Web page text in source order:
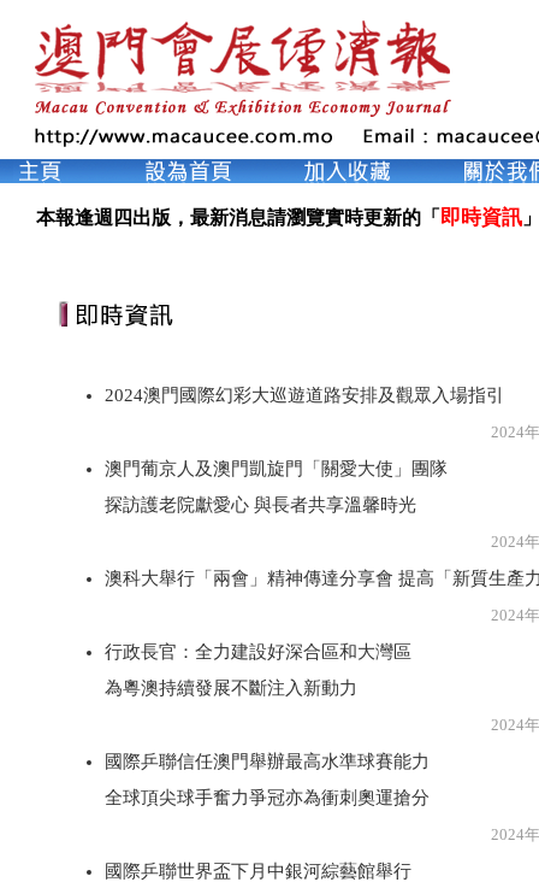
本報逢週四出版，最新消息請瀏覽實時更新的「 即時資訊
2024澳門國際幻彩大巡遊道路安排及觀眾入場指引
2024年3月20
澳門葡京人及澳門凱旋門「關愛大使」團隊
探訪護老院獻愛心 與長者共享溫馨時光
2024年3月20
澳科大舉行「兩會」精神傳達分享會 提高「新質生產
2024年3月20
行政長官：全力建設好深合區和大灣區
為粵澳持續發展不斷注入新動力
2024年3月20
國際乒聯信任澳門舉辦最高水準球賽能力
全球頂尖球手奮力爭冠亦為衝刺奧運搶分
2024年3月19
國際乒聯世界盃下月中銀河綜藝館舉行